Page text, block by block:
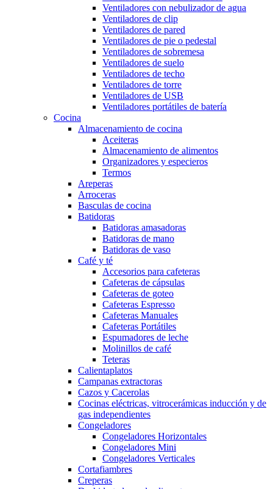
Ventiladores con nebulizador de agua
Ventiladores de clip
Ventiladores de pared
Ventiladores de pie o pedestal
Ventiladores de sobremesa
Ventiladores de suelo
Ventiladores de techo
Ventiladores de torre
Ventiladores de USB
Ventiladores portátiles de batería
Cocina
Almacenamiento de cocina
Aceiteras
Almacenamiento de alimentos
Organizadores y especieros
Termos
Areperas
Arroceras
Basculas de cocina
Batidoras
Batidoras amasadoras
Batidoras de mano
Batidoras de vaso
Café y té
Accesorios para cafeteras
Cafeteras de cápsulas
Cafeteras de goteo
Cafeteras Espresso
Cafeteras Manuales
Cafeteras Portátiles
Espumadores de leche
Molinillos de café
Teteras
Calientaplatos
Campanas extractoras
Cazos y Cacerolas
Cocinas eléctricas, vitrocerámicas inducción y de
gas independientes
Congeladores
Congeladores Horizontales
Congeladores Mini
Congeladores Verticales
Cortafiambres
Creperas